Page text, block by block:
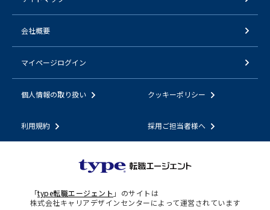
会社概要
マイページログイン
個人情報の取り扱い クッキーポリシー
利用規約 採用ご担当者様へ
「type転職エージェント 」のサイトは
株式会社キャリアデザインセンターによって運営されています